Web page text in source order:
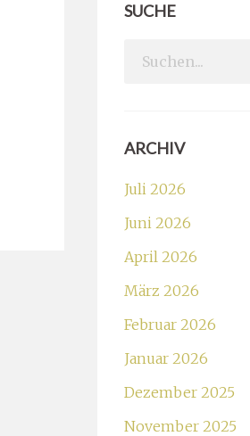
SUCHE
Search
ARCHIV
Juli 2026
Juni 2026
April 2026
März 2026
Februar 2026
Januar 2026
Dezember 2025
November 2025